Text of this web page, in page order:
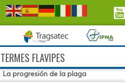
FLAVIPES
La progresión de la plaga